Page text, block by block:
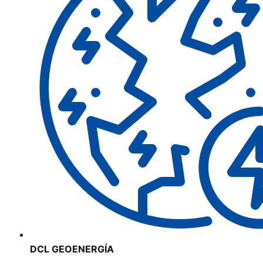
DCL GEOENERGÍA